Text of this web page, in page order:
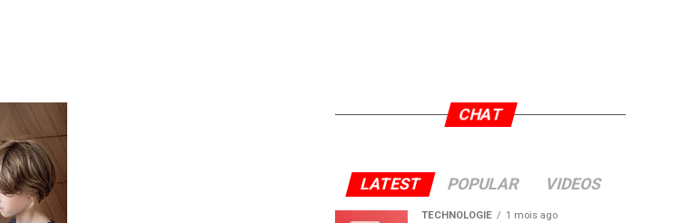
CHAT
LATEST POPULAR VIDEOS
TECHNOLOGIE 1 mois ago